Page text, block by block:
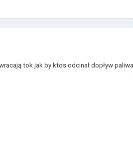
tok jak by ktos odcinał dopływ